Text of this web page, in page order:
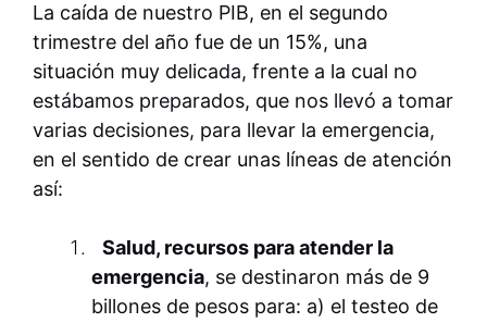
La caída de nuestro PIB, en el segundo
trimestre del año fue de un 15%, una
situación muy delicada, frente a la cual no
estábamos preparados, que nos llevó a tomar
varias decisiones, para llevar la emergencia,
en el sentido de crear unas líneas de atención
así:
Salud, recursos para atender la
emergencia, se destinaron más de 9
billones de pesos para: a) el testeo de